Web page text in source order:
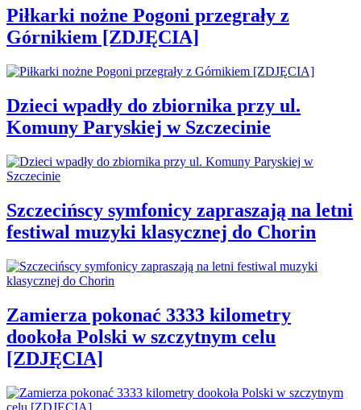
Piłkarki nożne Pogoni przegrały z
Górnikiem [ZDJĘCIA]
Dzieci wpadły do zbiornika przy ul.
Komuny Paryskiej w Szczecinie
Szczecińscy symfonicy zapraszają na letni
festiwal muzyki klasycznej do Chorin
Zamierza pokonać 3333 kilometry
dookoła Polski w szczytnym celu
[ZDJĘCIA]